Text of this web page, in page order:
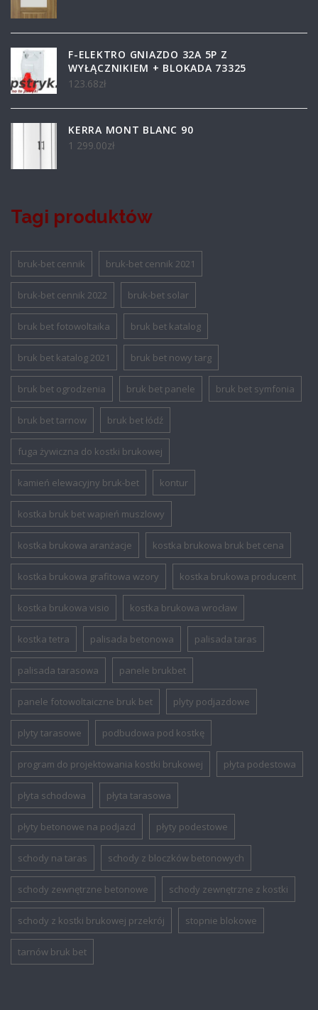
F-ELEKTRO GNIAZDO 32A 5P Z
WYŁĄCZNIKIEM + BLOKADA 73325
123.68zł
KERRA MONT BLANC 90
1 299.00zł
Tagi produktów
bruk-bet cennik bruk-bet cennik 2021
bruk-bet cennik 2022 bruk-bet solar
bruk bet fotowoltaika bruk bet katalog
bruk bet katalog 2021 bruk bet nowy targ
bruk bet ogrodzenia bruk bet panele bruk bet symfonia
bruk bet tarnow bruk bet łódź
fuga żywiczna do kostki brukowej
kamień elewacyjny bruk-bet kontur
kostka bruk bet wapień muszlowy
kostka brukowa aranżacje kostka brukowa bruk bet cena
kostka brukowa grafitowa wzory kostka brukowa producent
kostka brukowa visio kostka brukowa wrocław
kostka tetra palisada betonowa palisada taras
palisada tarasowa panele brukbet
panele fotowoltaiczne bruk bet plyty podjazdowe
plyty tarasowe podbudowa pod kostkę
program do projektowania kostki brukowej płyta podestowa
płyta schodowa płyta tarasowa
płyty betonowe na podjazd płyty podestowe
schody na taras schody z bloczków betonowych
schody zewnętrzne betonowe schody zewnętrzne z kostki
schody z kostki brukowej przekrój stopnie blokowe
tarnów bruk bet